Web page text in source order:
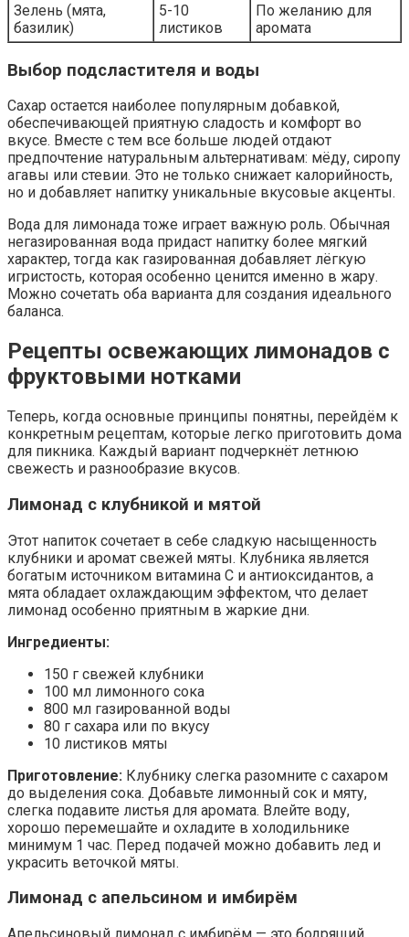
Зелень (мята,
базилик)
5-10
листиков
По желанию для
аромата
Выбор подсластителя и воды
Сахар остается наиболее популярным добавкой,
обеспечивающей приятную сладость и комфорт во
вкусе. Вместе с тем все больше людей отдают
предпочтение натуральным альтернативам: мёду, сиропу
агавы или стевии. Это не только снижает калорийность,
но и добавляет напитку уникальные вкусовые акценты.
Вода для лимонада тоже играет важную роль. Обычная
негазированная вода придаст напитку более мягкий
характер, тогда как газированная добавляет лёгкую
игристость, которая особенно ценится именно в жару.
Можно сочетать оба варианта для создания идеального
баланса.
Рецепты освежающих лимонадов с
фруктовыми нотками
Теперь, когда основные принципы понятны, перейдём к
конкретным рецептам, которые легко приготовить дома
для пикника. Каждый вариант подчеркнёт летнюю
свежесть и разнообразие вкусов.
Лимонад с клубникой и мятой
Этот напиток сочетает в себе сладкую насыщенность
клубники и аромат свежей мяты. Клубника является
богатым источником витамина C и антиоксидантов, а
мята обладает охлаждающим эффектом, что делает
лимонад особенно приятным в жаркие дни.
Ингредиенты:
150 г свежей клубники
100 мл лимонного сока
800 мл газированной воды
80 г сахара или по вкусу
10 листиков мяты
Приготовление: Клубнику слегка разомните с сахаром
до выделения сока. Добавьте лимонный сок и мяту,
слегка подавите листья для аромата. Влейте воду,
хорошо перемешайте и охладите в холодильнике
минимум 1 час. Перед подачей можно добавить лед и
украсить веточкой мяты.
Лимонад с апельсином и имбирём